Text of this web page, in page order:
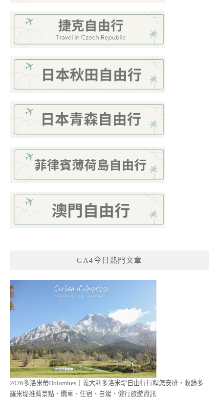
GA4今日熱門文章
2026多洛米蒂Dolomites｜義大利多洛米堤自由行行程怎安排，收錄多
羅米堤推薦景點、纜車、住宿、自駕、健行旅遊資訊